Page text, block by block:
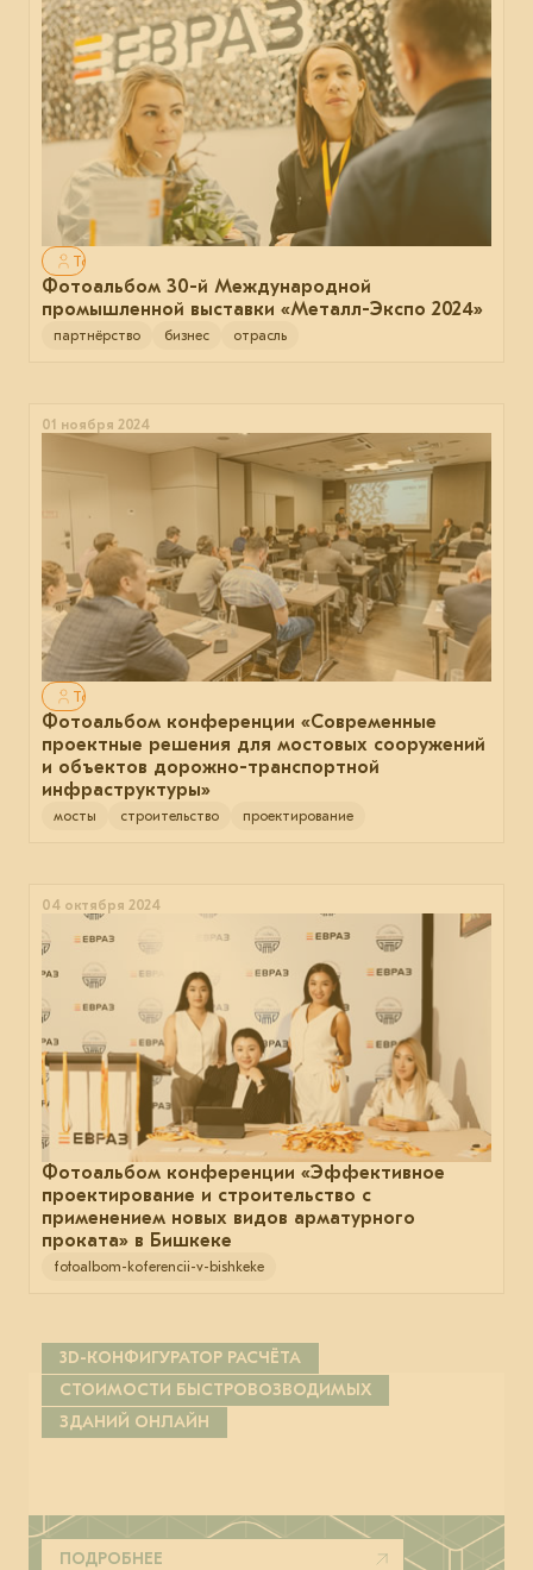
Только для авторизованных
Фотоальбом 30-й Международной
промышленной выставки «Металл-Экспо 2024»
партнёрство бизнес отрасль
01 ноября 2024
Только для авторизованных
Фотоальбом конференции «Современные
проектные решения для мостовых сооружений
и объектов дорожно-транспортной
инфраструктуры»
мосты строительство проектирование
04 октября 2024
Фотоальбом конференции «Эффективное
проектирование и строительство с
применением новых видов арматурного
проката» в Бишкеке
fotoalbom-koferencii-v-bishkeke
3D-КОНФИГУРАТОР РАСЧЁТА
СТОИМОСТИ БЫСТРОВОЗВОДИМЫХ
ЗДАНИЙ ОНЛАЙН
ПОДРОБНЕЕ